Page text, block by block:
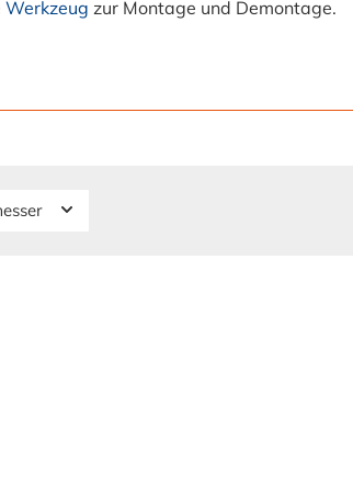
Werkzeug zur Montage und Demontage.